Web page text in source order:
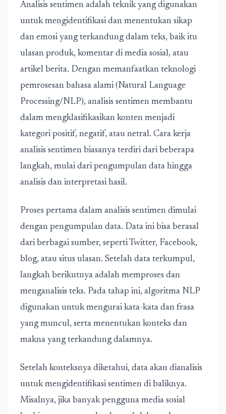
Analisis sentimen adalah teknik yang digunakan
untuk mengidentifikasi dan menentukan sikap
dan emosi yang terkandung dalam teks, baik itu
ulasan produk, komentar di media sosial, atau
artikel berita. Dengan memanfaatkan teknologi
pemrosesan bahasa alami (Natural Language
Processing/NLP), analisis sentimen membantu
dalam mengklasifikasikan konten menjadi
kategori positif, negatif, atau netral. Cara kerja
analisis sentimen biasanya terdiri dari beberapa
langkah, mulai dari pengumpulan data hingga
analisis dan interpretasi hasil.
Proses pertama dalam analisis sentimen dimulai
dengan pengumpulan data. Data ini bisa berasal
dari berbagai sumber, seperti Twitter, Facebook,
blog, atau situs ulasan. Setelah data terkumpul,
langkah berikutnya adalah memproses dan
menganalisis teks. Pada tahap ini, algoritma NLP
digunakan untuk mengurai kata-kata dan frasa
yang muncul, serta menentukan konteks dan
makna yang terkandung dalamnya.
Setelah konteksnya diketahui, data akan dianalisis
untuk mengidentifikasi sentimen di baliknya.
Misalnya, jika banyak pengguna media sosial